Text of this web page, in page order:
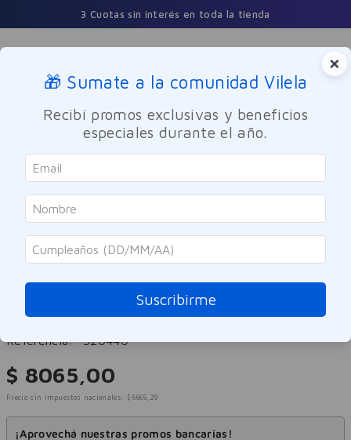
3 Cuotas sin interés en toda la tienda
Buscar
Cuidado Personal Desodorantes Mujer
Dove
Desodorante Dove All Body
Aerosol Lavender & Camomile
150ml
Referencia:-320440
$ 8065,00
Precio sin impuestos nacionales: $ 6665 , 29
¡Aprovechá nuestras promos bancarias!
×
🎁 Sumate a la comunidad Vilela
Recibí promos exclusivas y beneficios
especiales durante el año.
Suscribirme